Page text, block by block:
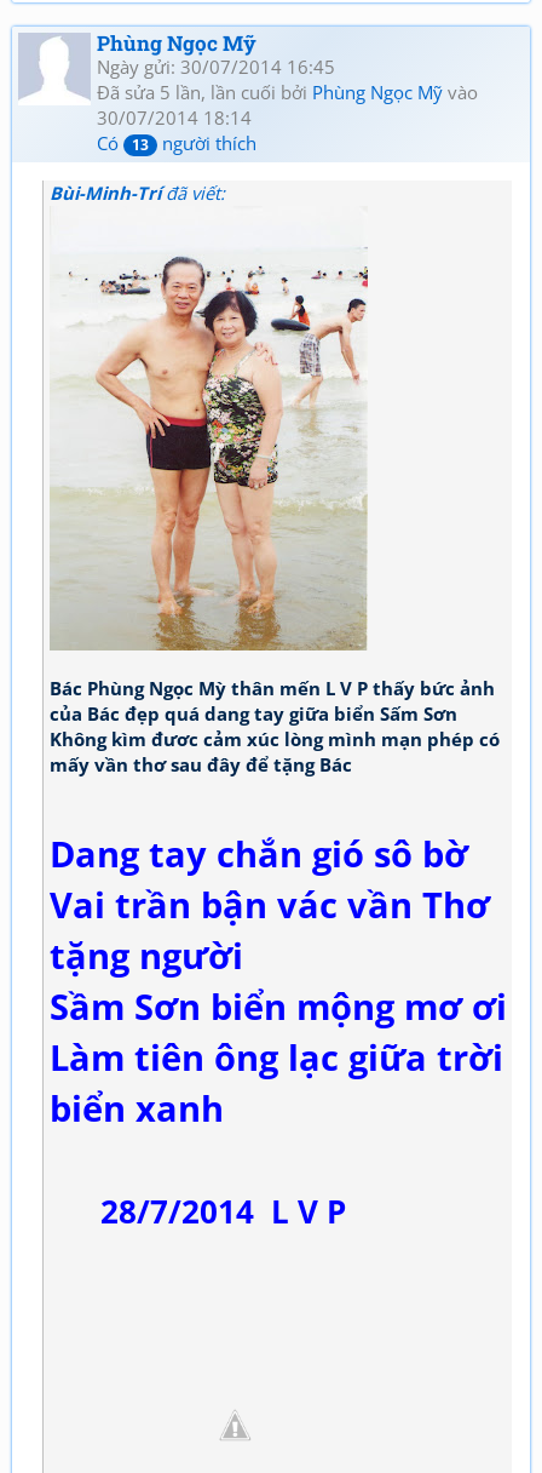
Phùng Ngọc Mỹ
Ngày gửi: 30/07/2014 16:45
Đã sửa 5 lần, lần cuối bởi Phùng Ngọc Mỹ vào
30/07/2014 18:14
Có
13 người thích
Bùi-Minh-Tríđã viết:
Bác Phùng Ngọc Mỳ thân mến L V P thấy bức ảnh
của Bác đẹp quá dang tay giữa biển Sấm Sơn
Không kìm đươc cảm xúc lòng mình mạn phép có
mấy vần thơ sau đây để tặng Bác
Dang tay chắn gió sô bờ
Vai trần bận vác vần Thơ
tặng người
Sầm Sơn biển mộng mơ ơi
Làm tiên ông lạc giữa trời
biển xanh
28/7/2014 L V P